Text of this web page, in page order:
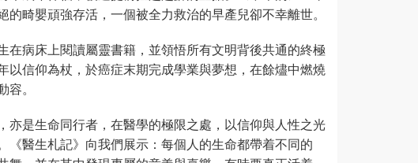
畸嬰頑強存活，一個被全力救治的早產兒卻不幸離世。
在病床上閱讀屬靈書籍，並領悟所有文明背後共通的終極
以信仰為杖，於癌症末期完成學業與夢想，在餘燼中燃燒
。
亦是生命同行者，在醫學的極限之處，以信仰與人性之光
醫生札記》向我們展示：每個人的生命都帶着不同的